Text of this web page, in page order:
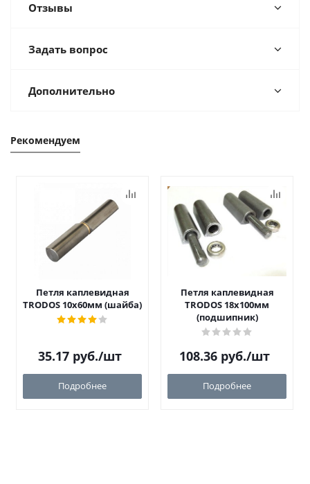
Отзывы
Задать вопрос
Дополнительно
Рекомендуем
Петля каплевидная
TRODOS 10х60мм (шайба)
35.17 руб./шт
Подробнее
Петля каплевидная
TRODOS 18х100мм
(подшипник)
108.36 руб./шт
Подробнее